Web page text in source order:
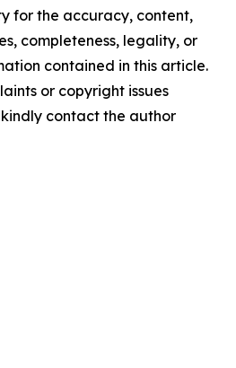
for the accuracy, content,
completeness, legality, or
contained in this article.
or copyright issues
contact the author